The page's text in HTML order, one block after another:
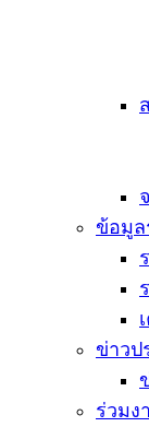
ข้อมูล
ข่าวป
ร่วมง